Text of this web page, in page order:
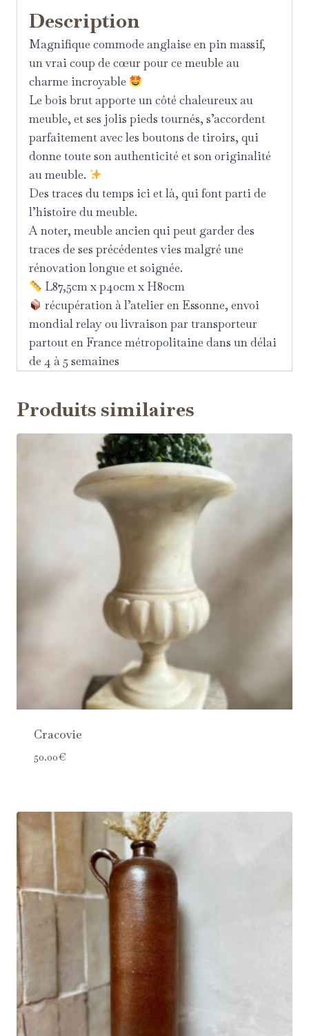
Description
Magnifique commode anglaise en pin massif,
un vrai coup de cœur pour ce meuble au
charme incroyable
Le bois brut apporte un côté chaleureux au
meuble, et ses jolis pieds tournés, s’accordent
parfaitement avec les boutons de tiroirs, qui
donne toute son authenticité et son originalité
au meuble.
Des traces du temps ici et là, qui font parti de
l’histoire du meuble.
A noter, meuble ancien qui peut garder des
traces de ses précédentes vies malgré une
rénovation longue et soignée.
L87,5cm x p40cm x H80cm
récupération à l’atelier en Essonne, envoi
mondial relay ou livraison par transporteur
partout en France métropolitaine dans un délai
de 4 à 5 semaines
Produits similaires
Cracovie
50.00€